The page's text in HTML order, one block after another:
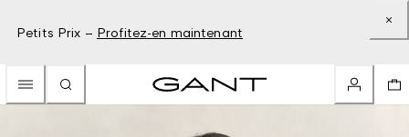
Petits Prix – Profitez-en maintenant